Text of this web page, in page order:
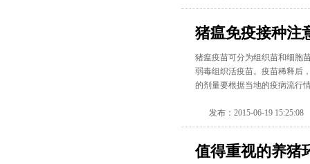
猪瘟免疫接种注
猪瘟疫苗可分为组织苗和细胞
弱毒组织活疫苗。疫苗稀释后
的剂量要根据当地的疫病流行
发布：2015-06-19 15:25:08
值得重视的养猪